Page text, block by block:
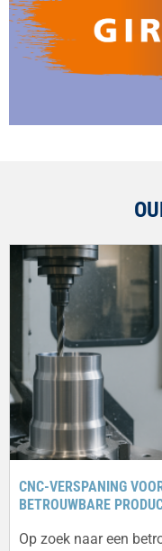
CNC-VERSPANING
BETROUWBARE
Op zoek naar een